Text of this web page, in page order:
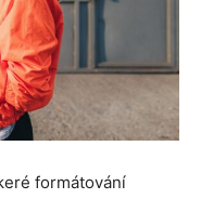
formátování